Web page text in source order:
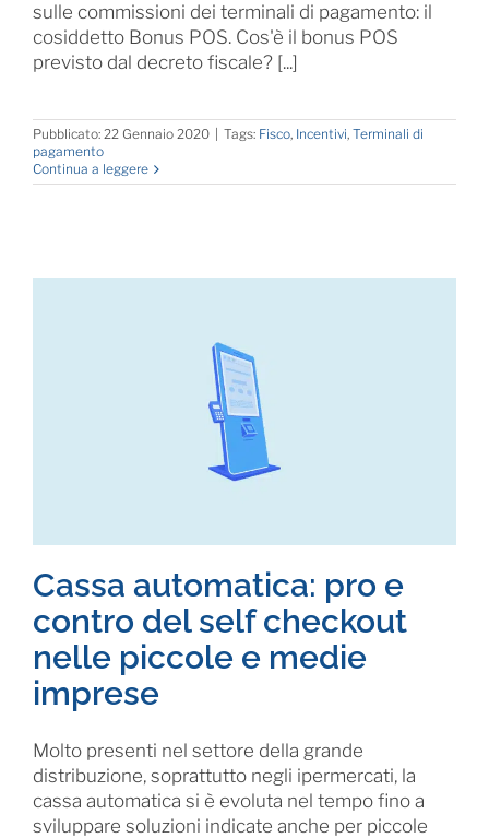
sulle commissioni dei terminali di pagamento: il
cosiddetto Bonus POS. Cos'è il bonus POS
previsto dal decreto fiscale? [...]
Pubblicato: 22 Gennaio 2020 Tags: Fisco, Incentivi, Terminali di
pagamento
Continua a leggere
Cassa automatica: pro e
contro del self checkout
nelle piccole e medie
imprese
Molto presenti nel settore della grande
distribuzione, soprattutto negli ipermercati, la
cassa automatica si è evoluta nel tempo fino a
sviluppare soluzioni indicate anche per piccole